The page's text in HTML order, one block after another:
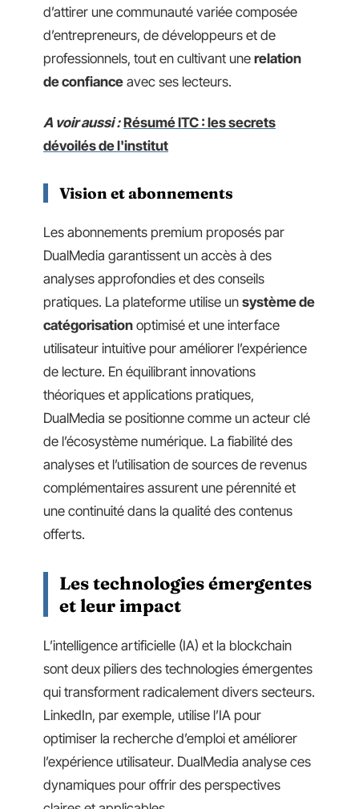
d’attirer une communauté variée composée
d’entrepreneurs, de développeurs et de
professionnels, tout en cultivant une relation
de confiance avec ses lecteurs.
A voir aussi : Résumé ITC : les secrets
dévoilés de l'institut
Vision et abonnements
Les abonnements premium proposés par
DualMedia garantissent un accès à des
analyses approfondies et des conseils
pratiques. La plateforme utilise un système de
catégorisation optimisé et une interface
utilisateur intuitive pour améliorer l’expérience
de lecture. En équilibrant innovations
théoriques et applications pratiques,
DualMedia se positionne comme un acteur clé
de l’écosystème numérique. La fiabilité des
analyses et l’utilisation de sources de revenus
complémentaires assurent une pérennité et
une continuité dans la qualité des contenus
offerts.
Les technologies émergentes
et leur impact
L’intelligence artificielle (IA) et la blockchain
sont deux piliers des technologies émergentes
qui transforment radicalement divers secteurs.
LinkedIn, par exemple, utilise l’IA pour
optimiser la recherche d’emploi et améliorer
l’expérience utilisateur. DualMedia analyse ces
dynamiques pour offrir des perspectives